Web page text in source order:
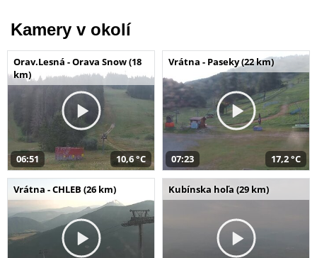
Kamery v okolí
Orav.Lesná - Orava Snow (18
km)
06:51 10,6 °C
Vrátna - Paseky (22 km)
07:23 17,2 °C
Vrátna - CHLEB (26 km) Kubínska hoľa (29 km)